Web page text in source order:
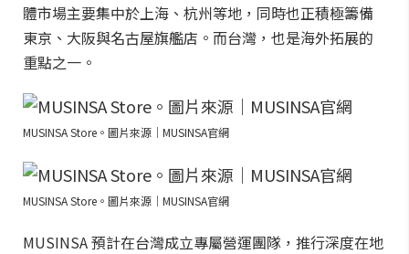
體市場主要集中於上海、杭州等地，同時也正積極籌備
東京、大阪與名古屋旗艦店。而台灣，也是海外拓展的
重點之一。
MUSINSA Store。圖片來源｜MUSINSA官網
MUSINSA Store。圖片來源｜MUSINSA官網
MUSINSA 預計在台灣成立專屬營運團隊，推行深度在地